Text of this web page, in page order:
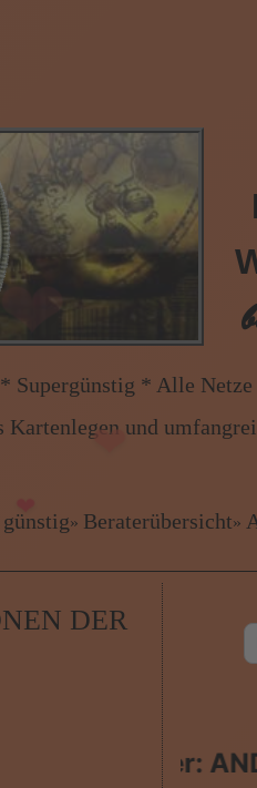
❤
❤ * Alle Netze gleicher
Kartenlegen und
» Beraterübersicht»
DER
ANDRE